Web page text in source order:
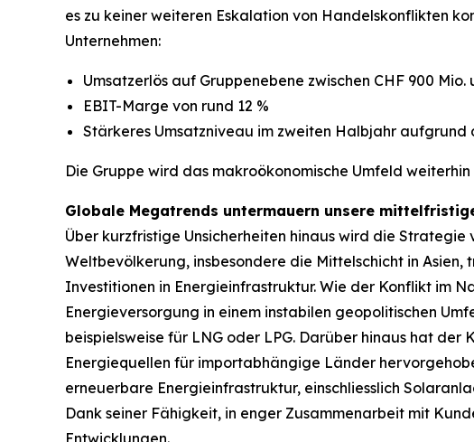
es zu keiner weiteren Eskalation von Handelskonflikten
Unternehmen:
Umsatzerlös auf Gruppenebene zwischen CHF 900 Mio.
EBIT-Marge von rund 12 %
Stärkeres Umsatzniveau im zweiten Halbjahr aufgrund
Die Gruppe wird das makroökonomische Umfeld
Globale Megatrends untermauern unsere
Über kurzfristige Unsicherheiten hinaus wird die
Weltbevölkerung, insbesondere die Mittelschicht in
Investitionen in Energieinfrastruktur. Wie der Konflikt im
Energieversorgung in einem instabilen geopolitischen
beispielsweise für LNG oder LPG. Darüber hinaus hat
Energiequellen für importabhängige Länder
erneuerbare Energieinfrastruktur, einschliesslich
Dank seiner Fähigkeit, in enger Zusammenarbeit mit
Entwicklungen.